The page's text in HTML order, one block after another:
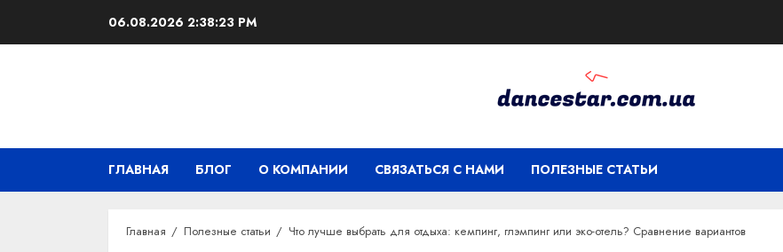
06.08.2026 2:38:24 PM
ГЛАВНАЯ БЛОГ О КОМПАНИИ СВЯЗАТЬСЯ С НАМИ ПОЛЕЗНЫЕ СТАТЬИ
Главная Полезные статьи Что лучше выбрать для отдыха: кемпинг, глэмпинг или эко-отель? Сравнение вариантов